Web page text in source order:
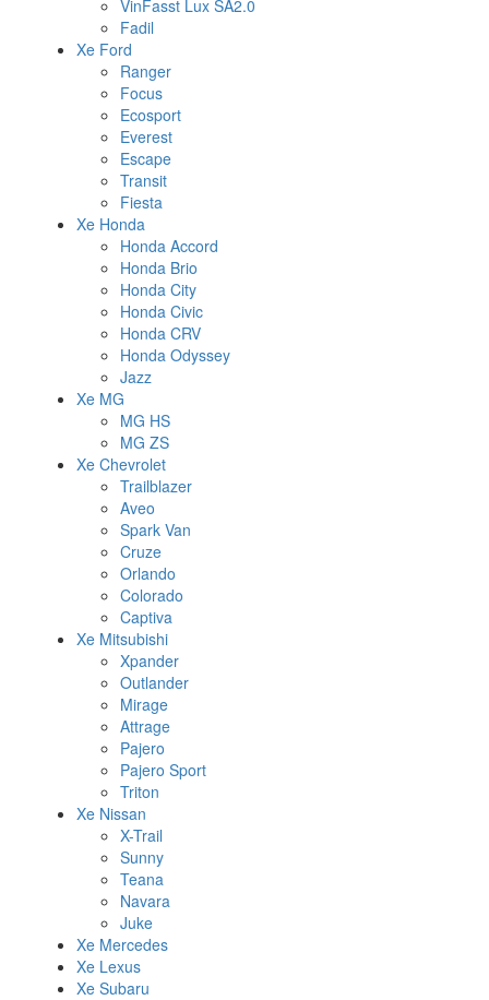
VinFasst Lux SA2.0
Fadil
Xe Ford
Ranger
Focus
Ecosport
Everest
Escape
Transit
Fiesta
Xe Honda
Honda Accord
Honda Brio
Honda City
Honda Civic
Honda CRV
Honda Odyssey
Jazz
Xe MG
MG HS
MG ZS
Xe Chevrolet
Trailblazer
Aveo
Spark Van
Cruze
Orlando
Colorado
Captiva
Xe Mitsubishi
Xpander
Outlander
Mirage
Attrage
Pajero
Pajero Sport
Triton
Xe Nissan
X-Trail
Sunny
Teana
Navara
Juke
Xe Mercedes
Xe Lexus
Xe Subaru